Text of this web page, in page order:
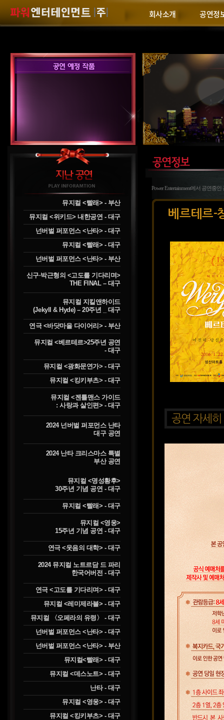
회사소개 공연정
뮤지컬 <빨래> - 부산
뮤지컬 <위키드> 내한공연 - 대구
넌버벌 퍼포먼스 <난타> - 대구
뮤지컬 <빨래> - 대구
넌버벌 퍼포먼스 <난타> - 부산
신구·박근형의 <고도를 기다리며>
THE FINAL – 대구
뮤지컬 지킬앤하이드
(Jekyll & Hyde) – 20주년 _ 대구
연극 <바닷마을 다이어리> - 부산
뮤지컬 <베르테르>25주년 공연
- 대구
뮤지컬 <광화문연가> - 대구
뮤지컬 <킹키부츠> - 대구
뮤지컬 <젠틀맨스 가이드
: 사랑과 살인편> - 대구
2024 넌버벌 퍼포먼스 난타
대구 공연
2024 난타 크리스마스 특별
부산 공연
뮤지컬 <명성황후>
30주년 기념 공연 - 대구
뮤지컬 <빨래> - 대구
뮤지컬 <영웅>
15주년 기념 공연 - 대구
연극 <웃음의 대학> - 대구
2024 뮤지컬 노트르담 드 파리
한국어버전 - 대구
연극 <고도를 기다리며> - 대구
뮤지컬 <레미제라블> - 대구
뮤지컬 〈오페라의 유령〉 - 대구
넌버벌 퍼포먼스 <난타> - 대구
넌버벌 퍼포먼스 <난타> - 부산
뮤지컬<빨래> - 대구
뮤지컬 <데스노트> - 대구
난타 - 대구
뮤지컬 <영웅> - 대구
뮤지컬 <킹키부츠> - 대구
Power Entertainment에서 공연중
베르테르-